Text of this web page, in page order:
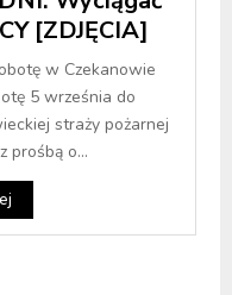
[ZDJĘCIA]
w Czekanowie
5 września do
straży pożarnej
prośbą o...